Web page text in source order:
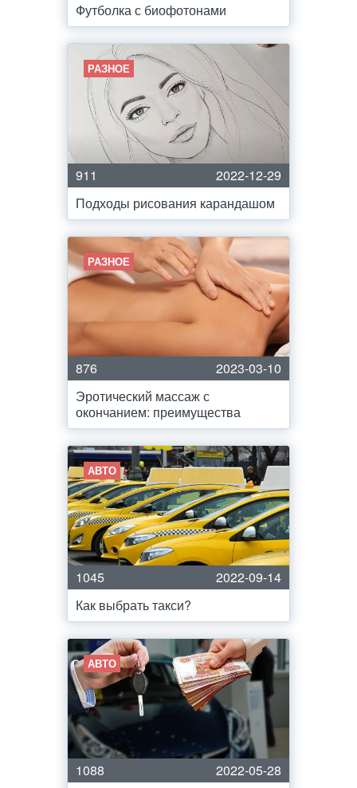
Футболка с биофотонами
РАЗНОЕ
911
2022-12-29
Подходы рисования карандашом
РАЗНОЕ
876
2023-03-10
Эротический массаж с
окончанием: преимущества
АВТО
1045
2022-09-14
Как выбрать такси?
АВТО
1088
2022-05-28